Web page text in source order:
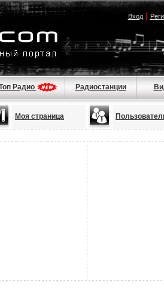
Вход|
Радио Радиостанции
Моя страница